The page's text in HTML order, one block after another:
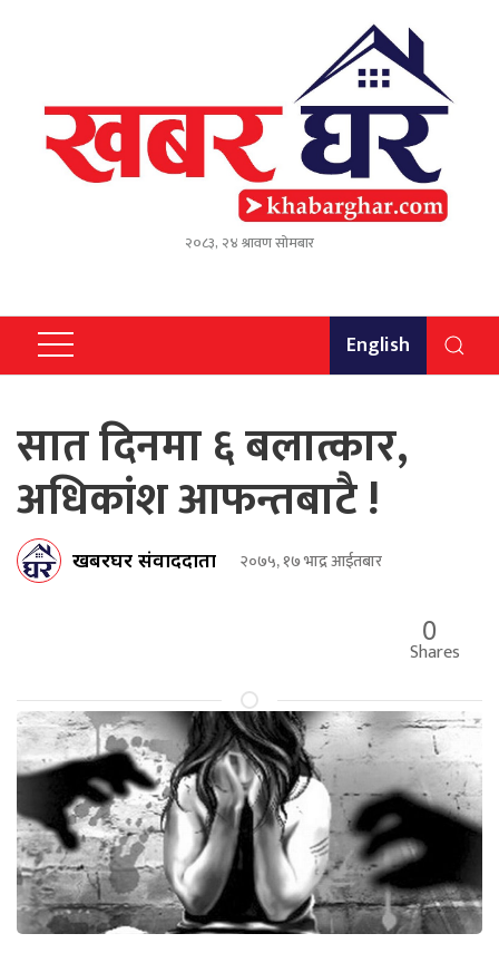
२०८३, २४ श्रावण सोमबार
English
सात दिनमा ६ बलात्कार,
अधिकांश आफन्तबाटै !
खबरघर संवाददाता २०७५, १७ भाद्र आईतबार
0
Shares